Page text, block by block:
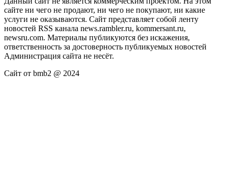
сайте ни чего не продают, ни чего не покупают, ни какие
услуги не оказываются. Сайт представляет собой ленту
новостей RSS канала news.rambler.ru, kommersant.ru,
newsru.com. Материалы публикуются без искажения,
ответственность за достоверность публикуемых новостей
Администрация сайта не несёт.
Сайт от bmb2 @ 2024